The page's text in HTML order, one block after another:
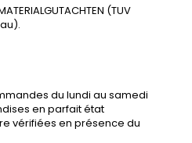
(TUV
du lundi au samedi
en parfait état
vérifiées en présence du